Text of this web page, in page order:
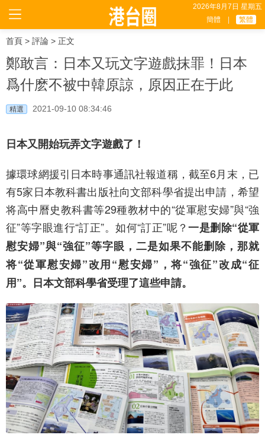
2026年8月7日 星期五
簡體
繁體
首頁 > 評論 > 正文
鄭敢言：日本又玩文字遊戲抹罪！日本
爲什麽不被中韓原諒，原因正在于此
精選 2021-09-10 08:34:46
日本又開始玩弄文字遊戲了！
據環球網援引日本時事通訊社報道稱，截至6月末，已
有5家日本教科書出版社向文部科學省提出申請，希望
将高中曆史教科書等29種教材中的“從軍慰安婦”與“強
征”等字眼進行“訂正”。如何“訂正”呢？一是删除“從軍
慰安婦”與“強征”等字眼，二是如果不能删除，那就
将“從軍慰安婦”改用“慰安婦”，将“強征”改成“征
用”。日本文部科學省受理了這些申請。